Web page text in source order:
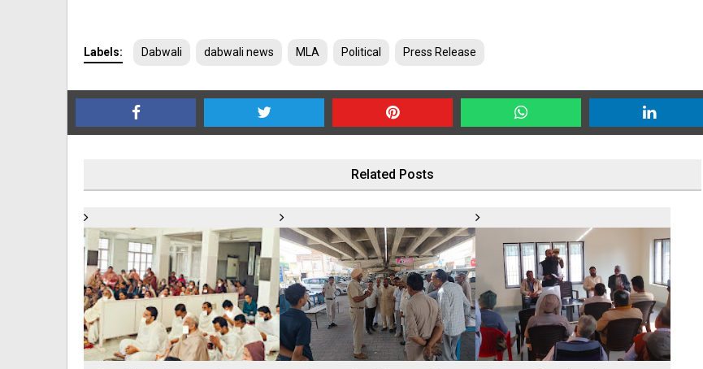
Labels: Dabwali dabwali news MLA Political Press Release
Related Posts